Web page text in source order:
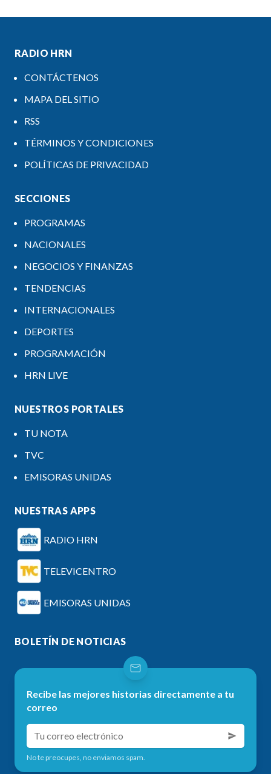
RADIO HRN
CONTÁCTENOS
MAPA DEL SITIO
RSS
TÉRMINOS Y CONDICIONES
POLÍTICAS DE PRIVACIDAD
SECCIONES
PROGRAMAS
NACIONALES
NEGOCIOS Y FINANZAS
TENDENCIAS
INTERNACIONALES
DEPORTES
PROGRAMACIÓN
HRN LIVE
NUESTROS PORTALES
TU NOTA
TVC
EMISORAS UNIDAS
NUESTRAS APPS
RADIO HRN
TELEVICENTRO
EMISORAS UNIDAS
BOLETÍN DE NOTICIAS
Recibe las mejores historias directamente a tu
correo
No te preocupes, no enviamos spam.